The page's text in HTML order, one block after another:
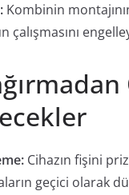
Kombinin
çalışmasını
Cihazın fişini
geçici olarak